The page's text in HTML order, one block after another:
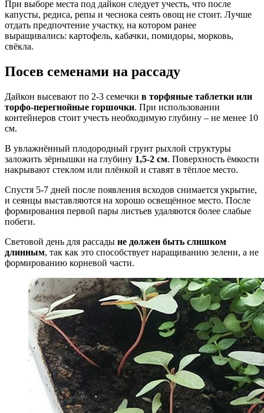
При выборе места под дайкон следует учесть, что после
капусты, редиса, репы и чеснока сеять овощ не стоит. Лучше
отдать предпочтение участку, на котором ранее
выращивались: картофель, кабачки, помидоры, морковь,
свёкла.
Посев семенами на рассаду
Дайкон высевают по 2-3 семечки в торфяные таблетки или
торфо-перегнойные горшочки. При использовании
контейнеров стоит учесть необходимую глубину – не менее 10
см.
В увлажнённый плодородный грунт рыхлой структуры
заложить зёрнышки на глубину 1,5-2 см. Поверхность ёмкости
накрывают стеклом или плёнкой и ставят в тёплое место.
Спустя 5-7 дней после появления всходов снимается укрытие,
и сеянцы выставляются на хорошо освещённое место. После
формирования первой пары листьев удаляются более слабые
побеги.
Световой день для рассады не должен быть слишком
длинным, так как это способствует наращиванию зелени, а не
формированию корневой части.